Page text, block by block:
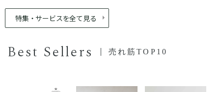
特集・サービスを全て見る
Best Sellers 売れ筋TOP10